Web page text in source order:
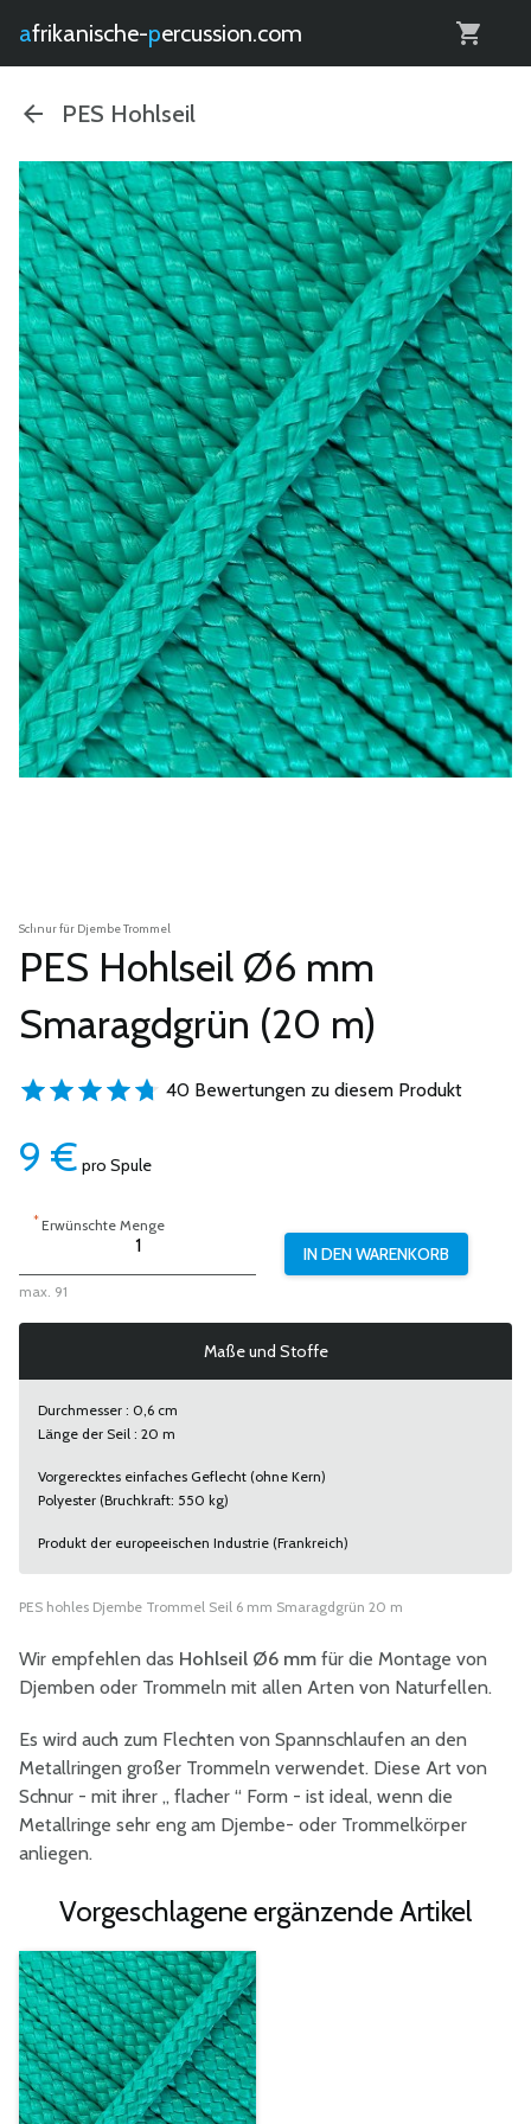
afrikanische- percussion.com
PES Hohlseil
Schnur für Djembe Trommel
PES Hohlseil Ø6 mm
Smaragdgrün (20 m)
40 Bewertungen zu diesem Produkt
9 € pro Spule
*Erwünschte Menge
max. 91
Maße und Stoffe
Durchmesser : 0,6 cm
Länge der Seil : 20 m
Vorgerecktes einfaches Geflecht (ohne Kern)
Polyester (Bruchkraft: 550 kg)
Produkt der europeeischen Industrie (Frankreich)
PES hohles Djembe Trommel Seil 6 mm Smaragdgrün 20 m
Wir empfehlen das Hohlseil Ø6 mm für die Montage von
Djemben oder Trommeln mit allen Arten von Naturfellen.
Es wird auch zum Flechten von Spannschlaufen an den
Metallringen großer Trommeln verwendet. Diese Art von
Schnur - mit ihrer „ flacher “ Form - ist ideal, wenn die
Metallringe sehr eng am Djembe- oder Trommelkörper
anliegen.
Vorgeschlagene ergänzende Artikel